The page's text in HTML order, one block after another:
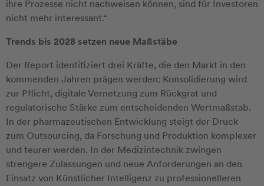
ihre Prozesse nicht nachweisen können, sind für Investoren
nicht mehr interessant.“
Trends bis 2028 setzen neue Maßstäbe
Der Report identifiziert drei Kräfte, die den Markt in den
kommenden Jahren prägen werden: Konsolidierung wird
zur Pflicht, digitale Vernetzung zum Rückgrat und
regulatorische Stärke zum entscheidenden Wertmaßstab.
In der pharmazeutischen Entwicklung steigt der Druck
zum Outsourcing, da Forschung und Produktion komplexer
und teurer werden. In der Medizintechnik zwingen
strengere Zulassungen und neue Anforderungen an den
Einsatz von Künstlicher Intelligenz zu professionelleren